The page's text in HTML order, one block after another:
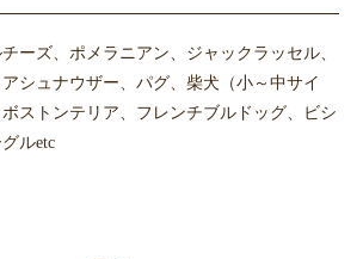
ーズ、ポメラニアン、ジャックラッセル、
シュナウザー、パグ、柴犬（小～中サイ
ストンテリア、フレンチブルドッグ、ビシ
ルetc